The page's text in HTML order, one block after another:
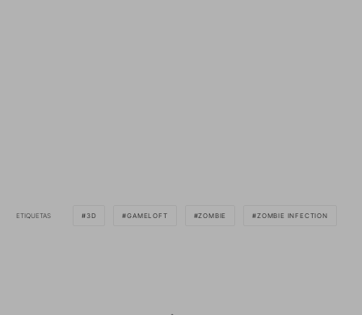
ETIQUETAS 3D GAMELOFT ZOMBIE ZOMBIE INFECTION